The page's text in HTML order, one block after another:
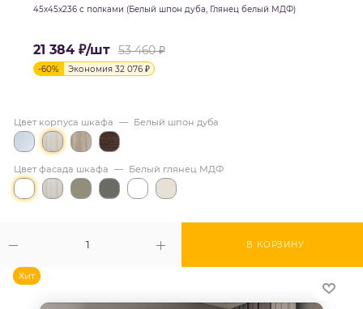
45х45х236 с полками (Белый шпон дуба, Глянец белый МДФ)
21 384 ₽/шт 53 460₽
-60% Экономия 32 076 ₽
В КОРЗИНУ
Цвет корпуса шкафа — Белый шпон дуба
Цвет фасада шкафа — Белый глянец МДФ
Хит